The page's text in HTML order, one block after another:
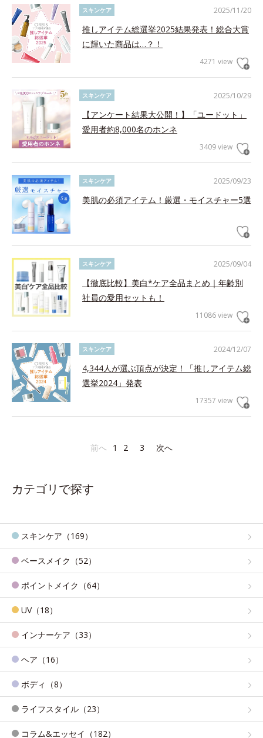
2025/11/20
スキンケア
推しアイテム総選挙2025結果発表！総合大賞
に輝いた商品は…？！
4271 view
2025/10/29
スキンケア
【アンケート結果大公開！】「ユードット」
愛用者約8,000名のホンネ
3409 view
2025/09/23
スキンケア
美肌の必須アイテム！厳選・モイスチャー5選
2025/09/04
スキンケア
【徹底比較】美白*ケア全品まとめ｜年齢別
社員の愛用セットも！
11086 view
2024/12/07
スキンケア
4,344人が選ぶ頂点が決定！「推しアイテム総
選挙2024」発表
17357 view
前へ 1 2 3 次へ
カテゴリで探す
スキンケア（169）
ベースメイク（52）
ポイントメイク（64）
UV（18）
インナーケア（33）
ヘア（16）
ボディ（8）
ライフスタイル（23）
コラム&エッセイ（182）